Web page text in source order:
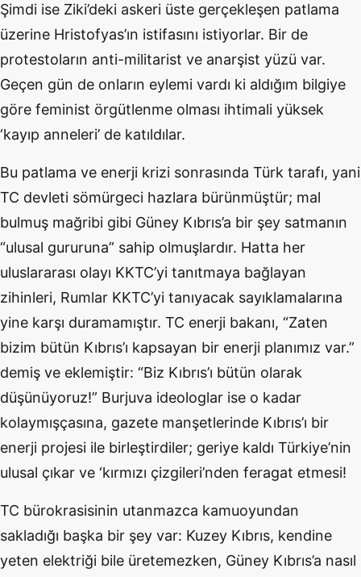
Şimdi ise Ziki’deki askeri üste gerçekleşen patlama
üzerine Hristofyas’ın istifasını istiyorlar. Bir de
protestoların anti-militarist ve anarşist yüzü var.
Geçen gün de onların eylemi vardı ki aldığım bilgiye
göre feminist örgütlenme olması ihtimali yüksek
‘kayıp anneleri’ de katıldılar.
Bu patlama ve enerji krizi sonrasında Türk tarafı, yani
TC devleti sömürgeci hazlara bürünmüştür; mal
bulmuş mağribi gibi Güney Kıbrıs’a bir şey satmanın
“ulusal gururuna” sahip olmuşlardır. Hatta her
uluslararası olayı KKTC’yi tanıtmaya bağlayan
zihinleri, Rumlar KKTC’yi tanıyacak sayıklamalarına
yine karşı duramamıştır. TC enerji bakanı, “Zaten
bizim bütün Kıbrıs’ı kapsayan bir enerji planımız var.”
demiş ve eklemiştir: “Biz Kıbrıs’ı bütün olarak
düşünüyoruz!” Burjuva ideologlar ise o kadar
kolaymışçasına, gazete manşetlerinde Kıbrıs’ı bir
enerji projesi ile birleştirdiler; geriye kaldı Türkiye’nin
ulusal çıkar ve ‘kırmızı çizgileri’nden feragat etmesi!
TC bürokrasisinin utanmazca kamuoyundan
sakladığı başka bir şey var: Kuzey Kıbrıs, kendine
yeten elektriği bile üretemezken, Güney Kıbrıs’a nasıl